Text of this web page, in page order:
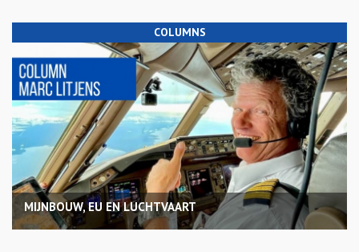
COLUMNS
MIJNBOUW, EU EN LUCHTVAART